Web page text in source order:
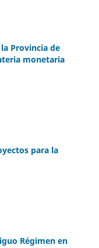
Provincia de
monetaria
para la
Régimen en